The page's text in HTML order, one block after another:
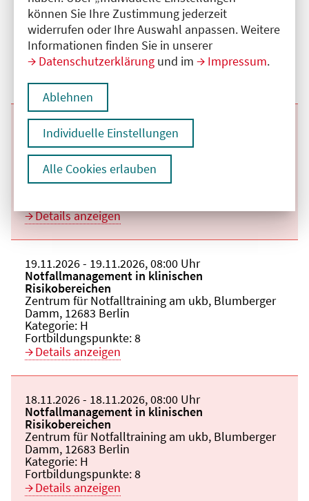
können Sie Ihre Zustimmung jederzeit
widerrufen oder Ihre Auswahl anpassen. Weitere
Informationen finden Sie in unserer
Datenschutzerklärung und im Impressum.
Ablehnen
Individuelle Einstellungen
Alle Cookies erlauben
Veranstaltungstitel:
Notfallmanagement in klinischen
Risikobereichen
Veranstaltungsort:
Zentrum für Notfalltraining am ukb, Blumberger
Damm, 12683 Berlin
Kategorie:H
Fortbildungspunkte:8
Details anzeigen
Beginn:
26.08.2026Ende und Anfangszeit:
-26.08.2026,08:00 Uhr
Veranstaltungstitel:
Notfallmanagement in klinischen
Risikobereichen
Veranstaltungsort:
Zentrum für Notfalltraining am ukb, Blumberger
Damm, 12683 Berlin
Details anzeigen
Beginn:
19.11.2026Ende und Anfangszeit:
- 19.11.2026,08:00 Uhr
Veranstaltungstitel:
Notfallmanagement in klinischen
Risikobereichen
Veranstaltungsort:
Zentrum für Notfalltraining am ukb, Blumberger
Damm, 12683 Berlin
Kategorie: H
Fortbildungspunkte:8
Details anzeigen
Beginn:
18.11.2026Ende und Anfangszeit:
- 18.11.2026,08:00 Uhr
Veranstaltungstitel:
Notfallmanagement in klinischen
Risikobereichen
Veranstaltungsort:
Zentrum für Notfalltraining am ukb, Blumberger
Damm, 12683 Berlin
Kategorie: H
Fortbildungspunkte:8
Details anzeigen